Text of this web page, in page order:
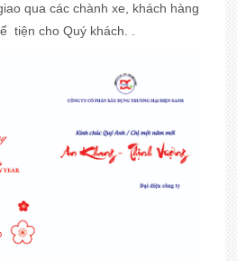
qua các chành xe, khách hàng
tiện cho Quý khách. .